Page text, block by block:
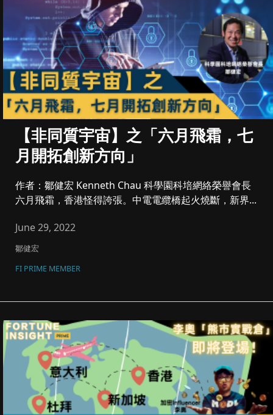
【非同質宇宙】之「六月飛霜，七
月開拓創新方向」
作者：鄒健宏 Kenneth Chau 科學園科培網絡榮譽會長
六月飛霜，香港怪得誇張。中電電纜橋起火燒斷，新界...
June 29, 2022
鄒健宏
FI PRIME MEMBER